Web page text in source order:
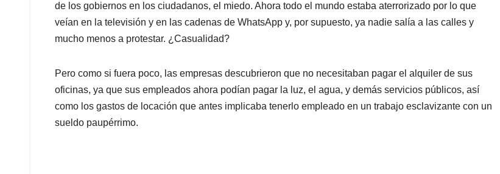
de los gobiernos en los ciudadanos, el miedo. Ahora todo el mundo estaba aterrorizado por lo que
veían en la televisión y en las cadenas de WhatsApp y, por supuesto, ya nadie salía a las calles y
mucho menos a protestar. ¿Casualidad?
Pero como si fuera poco, las empresas descubrieron que no necesitaban pagar el alquiler de sus
oficinas, ya que sus empleados ahora podían pagar la luz, el agua, y demás servicios públicos, así
como los gastos de locación que antes implicaba tenerlo empleado en un trabajo esclavizante con un
sueldo paupérrimo.